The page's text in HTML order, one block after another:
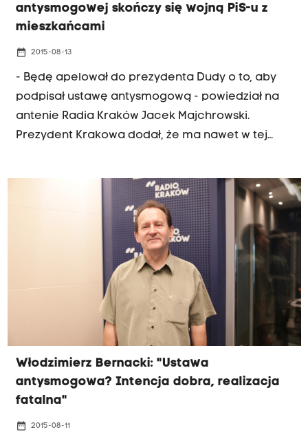
antysmogowej skończy się wojną PiS-u z
mieszkańcami
date_range 2015-08-13
- Będę apelował do prezydenta Dudy o to, aby
podpisał ustawę antysmogową - powiedział na
antenie Radia Kraków Jacek Majchrowski.
Prezydent Krakowa dodał, że ma nawet w tej
Politycy PiS ustawę krytykują - w Sejmie ZA
głosowała tylko jedna posłanka tej partii -
Barbara Bubula z Krakowa. Ustawa daje
samorządom prawo do decydowania, jakim
paliwem ogrzewane będą domy na ich terenie.
Włodzimierz Bernacki: "Ustawa
antysmogowa? Intencja dobra, realizacja
fatalna"
date_range 2015-08-11